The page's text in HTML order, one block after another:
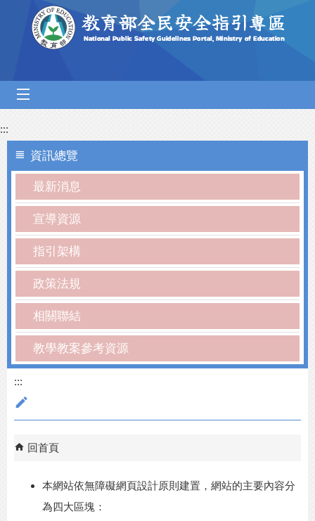
跳到主要內容區塊
:::
資訊總覽
最新消息
宣導資源
指引架構
政策法規
相關聯結
教學教案參考資源
:::
回首頁
本網站依無障礙網頁設計原則建置，網站的主要內容分
為四大區塊：